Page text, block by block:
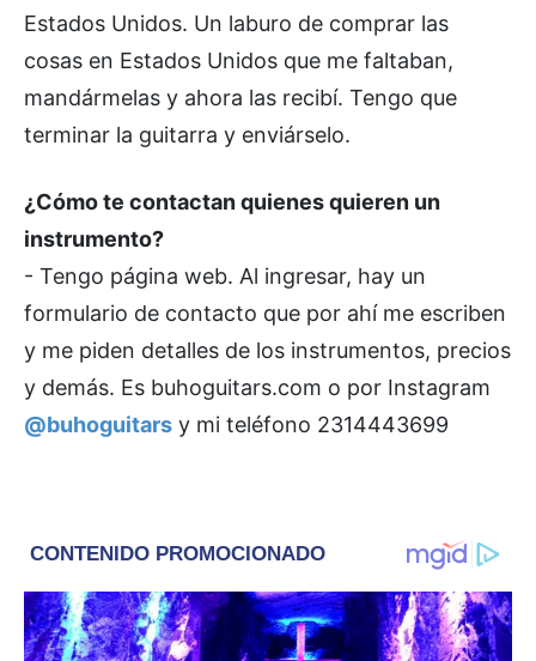
Estados Unidos. Un laburo de comprar las
cosas en Estados Unidos que me faltaban,
mandármelas y ahora las recibí. Tengo que
terminar la guitarra y enviárselo.
¿Cómo te contactan quienes quieren un
instrumento?
- Tengo página web. Al ingresar, hay un
formulario de contacto que por ahí me escriben
y me piden detalles de los instrumentos, precios
y demás. Es buhoguitars.com o por Instagram
@buhoguitars y mi teléfono 2314443699